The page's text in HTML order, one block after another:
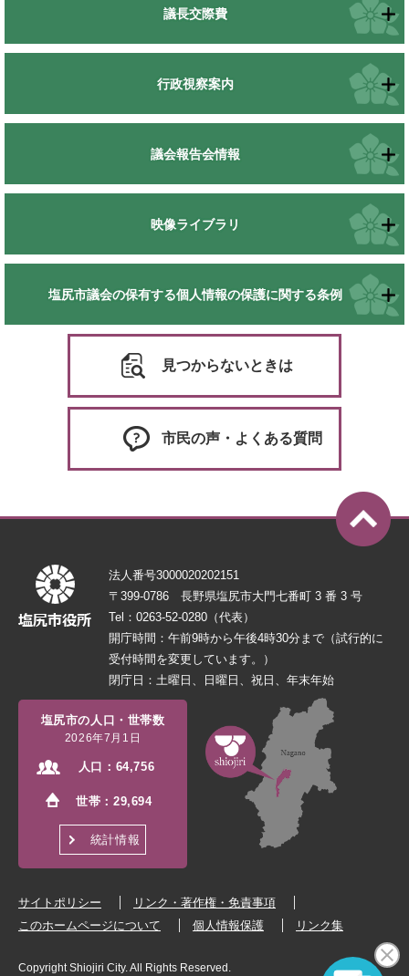
議長交際費
行政視察案内
議会報告会情報
映像ライブラリ
塩尻市議会の保有する個人情報の保護に関する条例
見つからないときは
市民の声・よくある質問
法人番号3000020202151
〒399-0786 長野県塩尻市大門七番町 3 番 3 号
Tel：0263-52-0280（代表）
開庁時間：午前9時から午後4時30分まで（試行的に
受付時間を変更しています。）
閉庁日：土曜日、日曜日、祝日、年末年始
塩尻市の人口・世帯数
2026年7月1日
人口： 64,756
世帯：29,694
統計情報
サイトポリシー
リンク・著作権・免責事項
このホームページについて
個人情報保護 リンク集
Copyright Shiojiri City. All Rights Reserved.